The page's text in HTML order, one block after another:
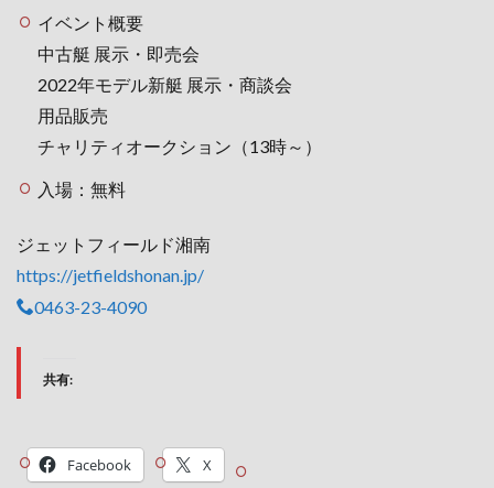
イベント概要
中古艇 展示・即売会
2022年モデル新艇 展示・商談会
用品販売
チャリティオークション（13時～）
入場：無料
ジェットフィールド湘南
https://jetfieldshonan.jp/
0463-23-4090
共有:
Facebook X